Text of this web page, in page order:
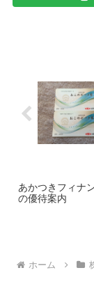
あかつきフィナ
の優待案内
ホーム